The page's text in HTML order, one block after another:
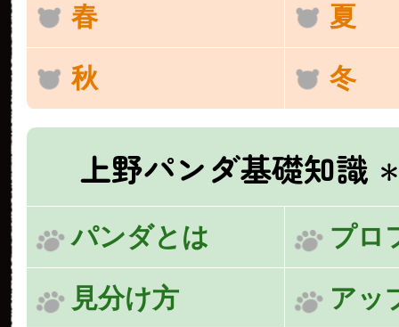
春 夏
秋 冬
上野パンダ基礎知識
パンダとは プロ
見分け方 アッ